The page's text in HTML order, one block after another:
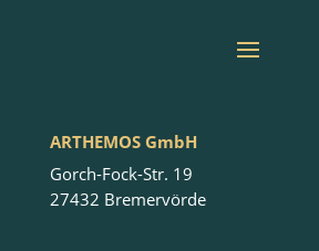
ARTHEMOS GmbH
Gorch-Fock-Str. 19
27432 Bremervörde